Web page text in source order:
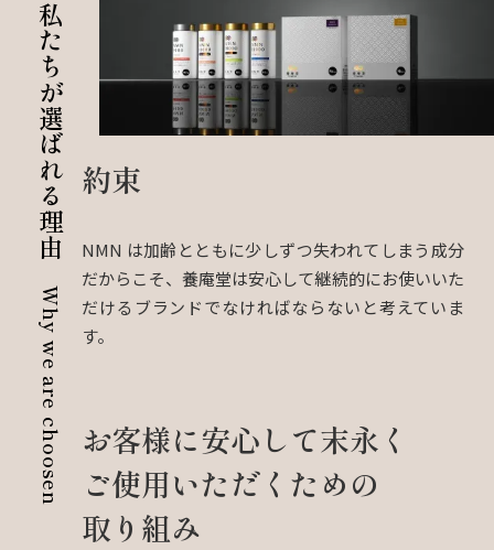
私たちが選ばれる理由
Why we are choosen
約束
NMN は加齢とともに少しずつ失われてしまう成分
だからこそ、養庵堂は安心して継続的にお使いいた
だけるブランドでなければならないと考えていま
す。
お客様に安心して末永く
ご使用いただくための
取り組み